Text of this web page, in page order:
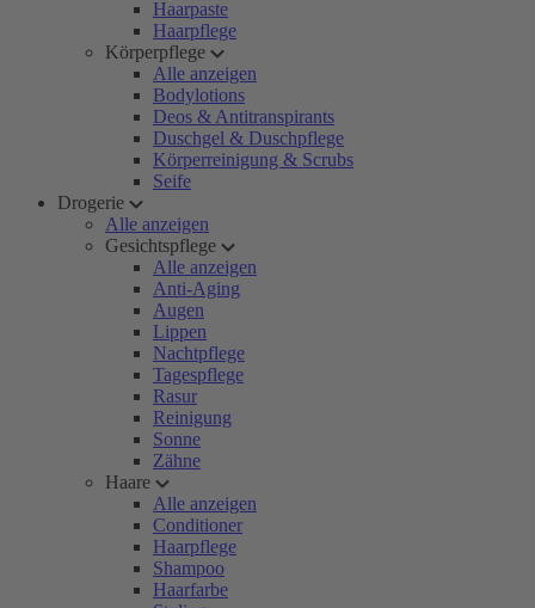
Haarpaste
Haarpflege
Körperpflege
Alle anzeigen
Bodylotions
Deos & Antitranspirants
Duschgel & Duschpflege
Körperreinigung & Scrubs
Seife
Drogerie
Alle anzeigen
Gesichtspflege
Alle anzeigen
Anti-Aging
Augen
Lippen
Nachtpflege
Tagespflege
Rasur
Reinigung
Sonne
Zähne
Haare
Alle anzeigen
Conditioner
Haarpflege
Shampoo
Haarfarbe